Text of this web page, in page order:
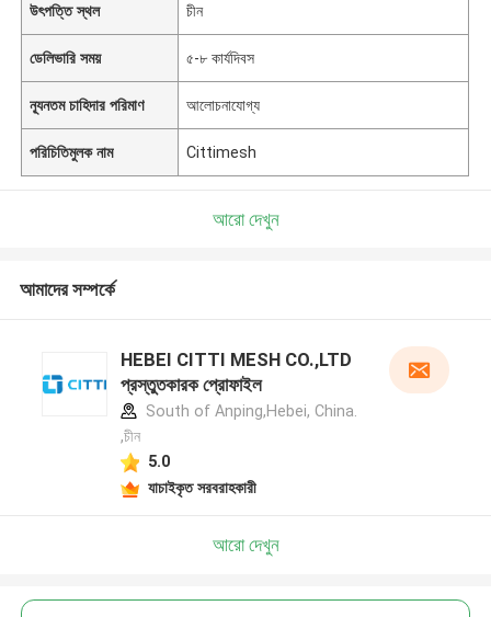
উৎপত্তি স্থল চীন
ডেলিভারি সময় ৫-৮ কার্যদিবস
ন্যূনতম চাহিদার পরিমাণ আলোচনাযোগ্য
পরিচিতিমুলক নাম Cittimesh
আরো দেখুন
আমাদের সম্পর্কে
HEBEI CITTI MESH CO.,LTD
প্রস্তুতকারক প্রোফাইল
South of Anping,Hebei, China.
,চীন
5.0
যাচাইকৃত সরবরাহকারী
আরো দেখুন